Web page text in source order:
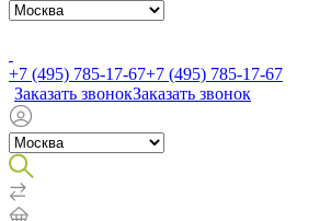
+7 (495) 785-17-67+7 (495) 785-17-67
Заказать звонокЗаказать звонок